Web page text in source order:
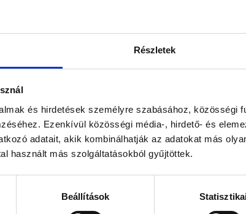
Részletek
és hirdetések személyre szabásához, közösségi
Ezenkívül közösségi média-, hirdető- és
adatait, akik kombinálhatják az adatokat más
használt más szolgáltatásokból gyűjtöttek.
Beállítások
EZ IS ÉRDEKELHET